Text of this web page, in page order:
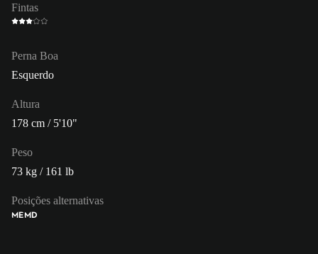
Fintas
Perna Boa
Esquerdo
Altura
178 cm / 5'10"
Peso
73 kg / 161 lb
Posições alternativas
MEMD